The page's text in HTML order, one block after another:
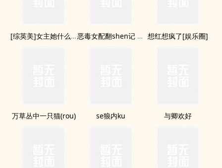
[综英美]女主她什么都能吃 恶毒女配翻shen记 卷二 想红想疯了[娱乐圈]
万草丛中一只猫(rou) se狼内ku 与卿欢好